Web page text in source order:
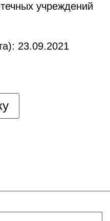
учреждений
23.09.2021